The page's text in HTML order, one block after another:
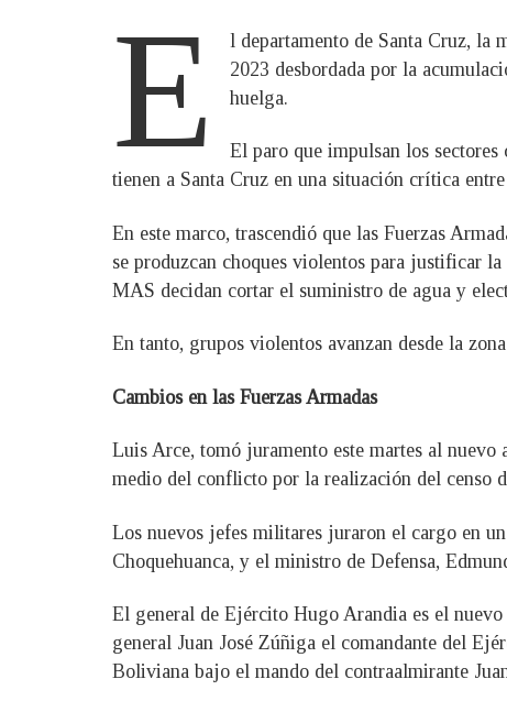
E
l departamento de Santa Cruz, la
2023 desbordada por la
huelga.
El paro que impulsan los
tienen a Santa Cruz en una situación crítica
En este marco, trascendió que las Fuerzas
se produzcan choques violentos para justificar
MAS decidan cortar el suministro de agua y
En tanto, grupos violentos avanzan desde la
Cambios en las Fuerzas Armadas
Luis Arce, tomó juramento este martes al
medio del conflicto por la realización del censo
Los nuevos jefes militares juraron el cargo en
Choquehuanca, y el ministro de Defensa,
El general de Ejército Hugo Arandia es el
general Juan José Zúñiga el comandante del
Boliviana bajo el mando del contraalmirante